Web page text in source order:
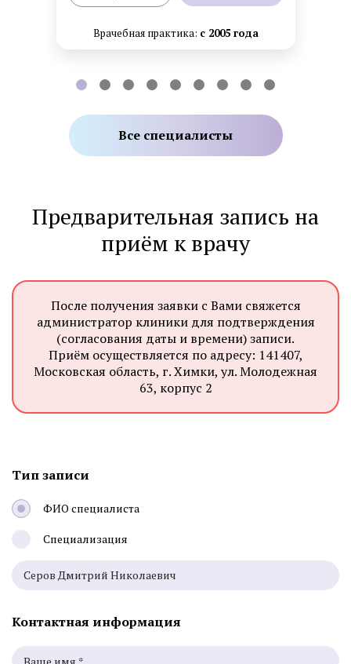
Врачебная практика: с 2005 года
Все специалисты
Предварительная запись на
приём к врачу
После получения заявки с Вами свяжется
администратор клиники для подтверждения
(согласования даты и времени) записи.
Приём осуществляется по адресу: 141407,
Московская область, г. Химки, ул. Молодежная
63, корпус 2
Тип записи
ФИО специалиста
Специализация
Контактная информация